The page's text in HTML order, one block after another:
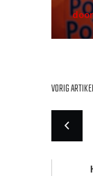
VORIG